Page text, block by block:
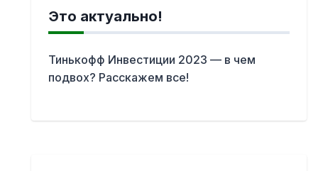
Это актуально!
Тинькофф Инвестиции 2023 — в чем
подвох? Расскажем все!